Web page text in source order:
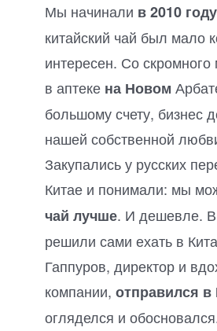
Мы начинали в 2010 году
китайский чай был мало
интересен. Со скромного
в аптеке на Новом
большому счету, бизнес
нашей собственной
Закупались у русских
Китае и понимали: мы
чай лучше. И дешевле.
решили сами ехать в
Гаппуров, директор и
компании, отправился в
огляделся и